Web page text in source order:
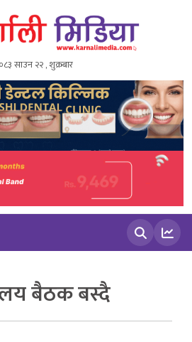
साउन २२ , शुक्रबार
बैठक बस्दै